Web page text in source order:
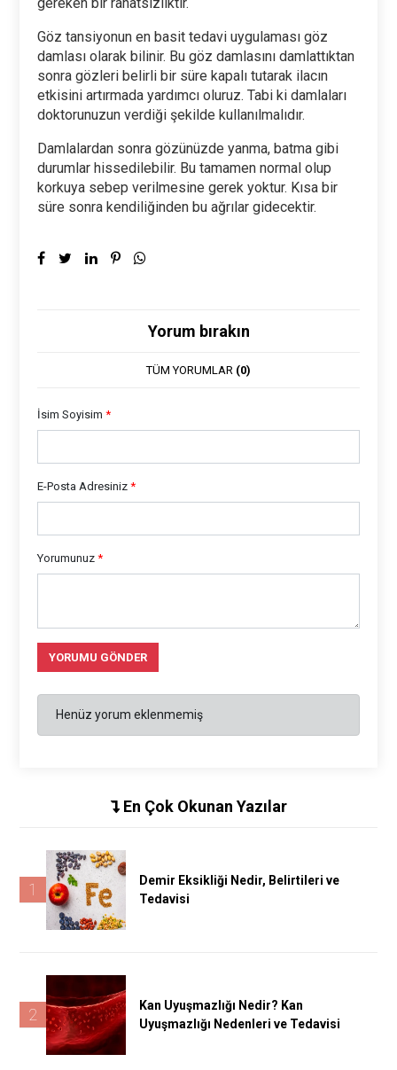
Göz tansiyonun en basit tedavi uygulaması göz
damlası olarak bilinir. Bu göz damlasını damlattıktan
sonra gözleri belirli bir süre kapalı tutarak ilacın
etkisini artırmada yardımcı oluruz. Tabi ki damlaları
doktorunuzun verdiği şekilde kullanılmalıdır.
Damlalardan sonra gözünüzde yanma, batma gibi
durumlar hissedilebilir. Bu tamamen normal olup
korkuya sebep verilmesine gerek yoktur. Kısa bir
süre sonra kendiliğinden bu ağrılar gidecektir.
Yorum bırakın
TÜM YORUMLAR (0)
İsim Soyisim*
E-Posta Adresiniz*
Yorumunuz*
YORUMU GÖNDER
Henüz yorum eklenmemiş
En Çok Okunan Yazılar
1
Demir Eksikliği Nedir, Belirtileri ve
Tedavisi
2
Kan Uyuşmazlığı Nedir? Kan
Uyuşmazlığı Nedenleri ve Tedavisi